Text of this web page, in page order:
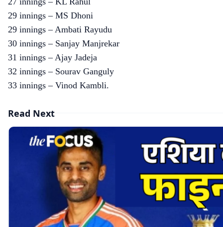
29 innings – MS Dhoni
29 innings – Ambati Rayudu
30 innings – Sanjay Manjrekar
31 innings – Ajay Jadeja
32 innings – Sourav Ganguly
33 innings – Vinod Kambli.
Read Next